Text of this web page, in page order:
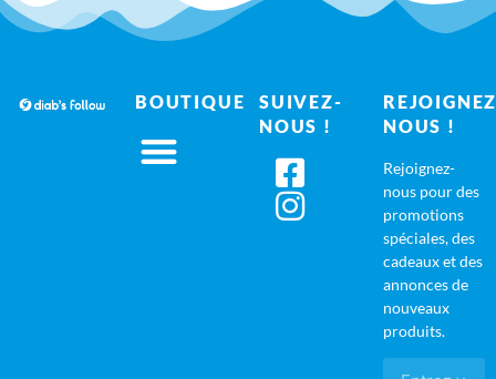
BOUTIQUE
SUIVEZ-
NOUS !
NOUS !
Rejoignez-
nous pour des
promotions
spéciales, des
cadeaux et des
annonces de
nouveaux
produits.